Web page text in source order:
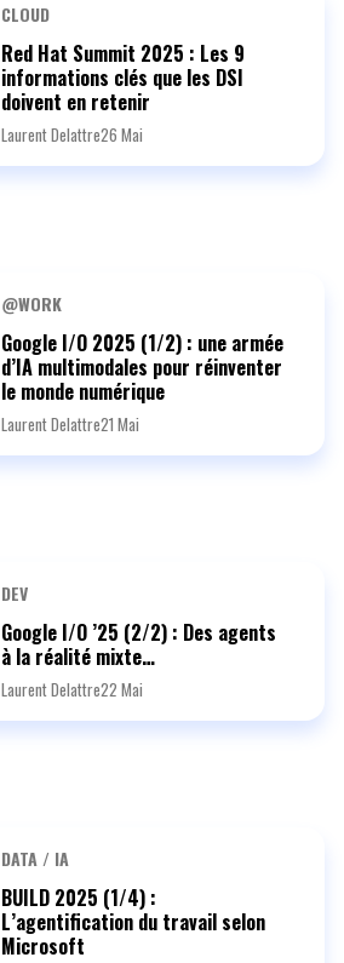
CLOUD
Red Hat Summit 2025 : Les 9
informations clés que les DSI
doivent en retenir
Laurent Delattre26 Mai
@WORK
Google I/O 2025 (1/2) : une armée
d’IA multimodales pour réinventer
le monde numérique
Laurent Delattre21 Mai
DEV
Google I/O ’25 (2/2) : Des agents
à la réalité mixte…
Laurent Delattre22 Mai
DATA / IA
BUILD 2025 (1/4) :
L’agentification du travail selon
Microsoft